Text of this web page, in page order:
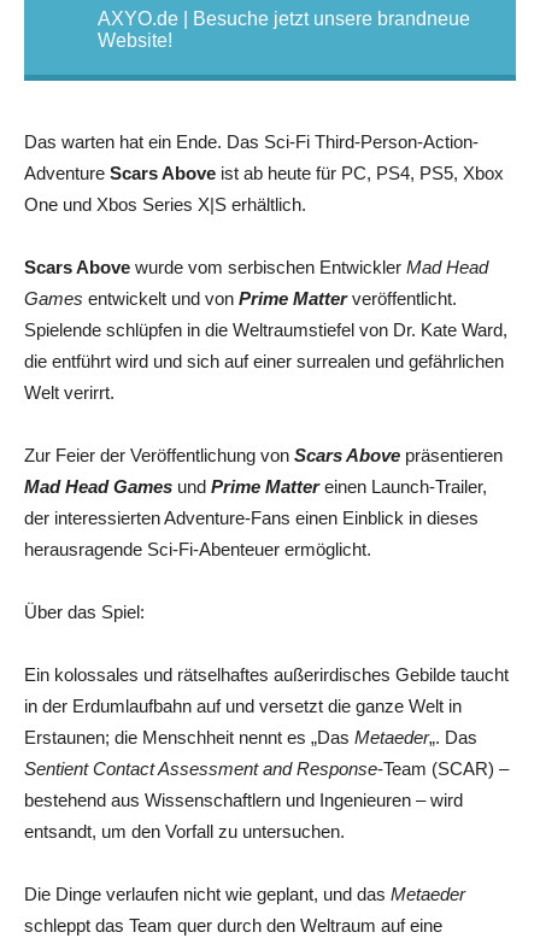
AXYO.de | Besuche jetzt unsere brandneue
Website!
Das warten hat ein Ende. Das Sci-Fi Third-Person-Action-
Adventure Scars Above ist ab heute für PC, PS4, PS5, Xbox
One und Xbos Series X|S erhältlich.
Scars Above wurde vom serbischen Entwickler Mad Head
Games entwickelt und von Prime Matterveröffentlicht.
Spielende schlüpfen in die Weltraumstiefel von Dr. Kate Ward,
die entführt wird und sich auf einer surrealen und gefährlichen
Welt verirrt.
Zur Feier der Veröffentlichung von Scars Above präsentieren
Mad Head Games und Prime Mattereinen Launch-Trailer,
der interessierten Adventure-Fans einen Einblick in dieses
herausragende Sci-Fi-Abenteuer ermöglicht.
Über das Spiel:
Ein kolossales und rätselhaftes außerirdisches Gebilde taucht
in der Erdumlaufbahn auf und versetzt die ganze Welt in
Erstaunen; die Menschheit nennt es „Das Metaeder„. Das
Sentient Contact Assessment and Response-Team (SCAR) –
bestehend aus Wissenschaftlern und Ingenieuren – wird
entsandt, um den Vorfall zu untersuchen.
Die Dinge verlaufen nicht wie geplant, und das Metaeder
schleppt das Team quer durch den Weltraum auf eine